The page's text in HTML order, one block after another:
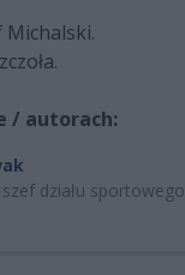
/ autorach:
działu sportowego